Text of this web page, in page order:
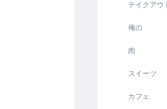
テイクアウ
俺の
肉
スイーツ
カフェ